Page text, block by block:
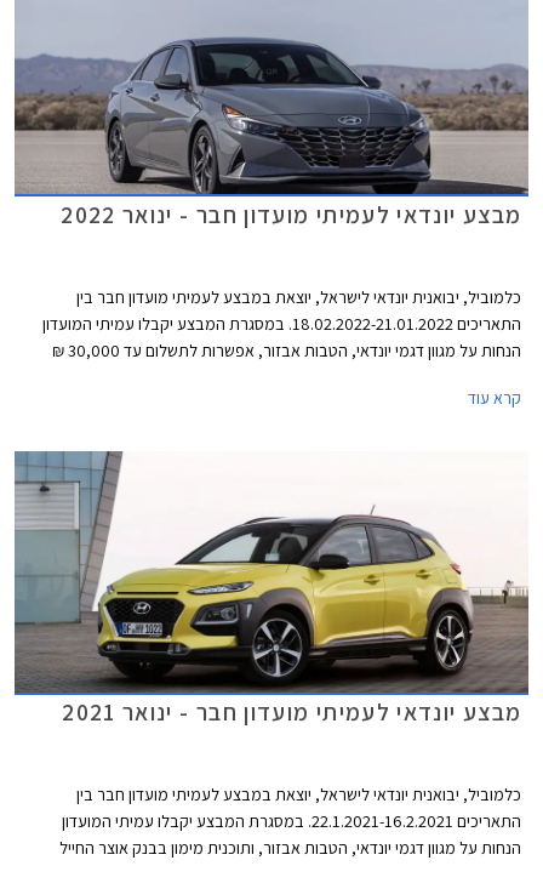
מבצע יונדאי לעמיתי מועדון חבר - ינואר 2022
כלמוביל, יבואנית יונדאי לישראל, יוצאת במבצע לעמיתי מועדון חבר בין
התאריכים 18.02.2022-21.01.2022. במסגרת המבצע יקבלו עמיתי המועדון
הנחות על מגוון דגמי יונדאי, הטבות אבזור, אפשרות לתשלום עד 30,000 ₪
ריבית אטרקטיביים. בנוסף תוצע הלוואה בתנאים מועדפים במסגרת תכנית
קרא עוד
מבצע יונדאי לעמיתי מועדון חבר - ינואר 2021
כלמוביל, יבואנית יונדאי לישראל, יוצאת במבצע לעמיתי מועדון חבר בין
התאריכים 22.1.2021-16.2.2021. במסגרת המבצע יקבלו עמיתי המועדון
הנחות על מגוון דגמי יונדאי, הטבות אבזור, ותוכנית מימון בבנק אוצר החייל